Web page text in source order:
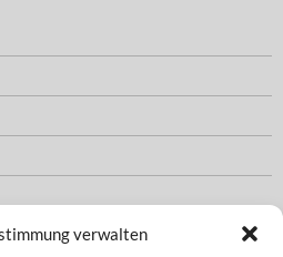
verwalten